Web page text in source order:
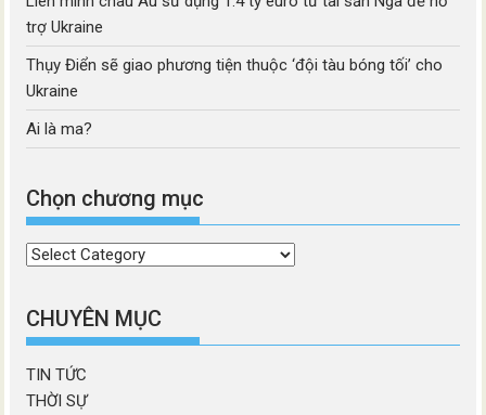
trợ Ukraine
Thụy Điển sẽ giao phương tiện thuộc ‘đội tàu bóng tối’ cho
Ukraine
Ai là ma?
Chọn chương mục
Chọn
mục
CHUYÊN MỤC
TIN TỨC
THỜI SỰ